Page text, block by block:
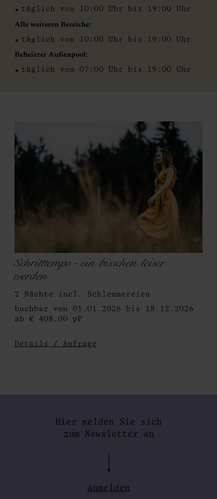
Cookies, die nicht abgewählt werden können.
täglich von 10:00 Uhr bis 19:00 Uhr
Alle weiteren Bereiche:
täglich von 10:00 Uhr bis 19:00 Uhr
Beheizter Außenpool:
täglich von 07:00 Uhr bis 19:00 Uhr
Schritttempo - ein bisschen leiser
werden
2 Nächte incl. Schlemmereien
buchbar von 01.01.2026 bis 18.12.2026
ab € 408,00 pP
Details / Anfrage
Hier melden Sie sich
zum Newsletter an
Anmelden